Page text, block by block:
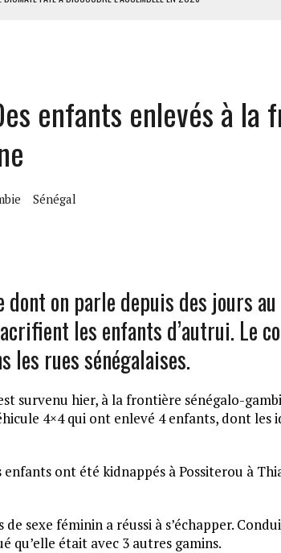
DE SANCTIONS CONTRE LA RUSSIE
D’EMPLOIS AVEC LA GUERRE CONTRE L’IRAN
PAR LES COUPES BUDGÉTAIRES
enfants enlevés à la
Sénégal
dont on parle depuis des jours au
les enfants d’autrui. Le
les rues sénégalaises.
survenu hier, à la frontière sénégalo-
4×4 qui ont enlevé 4 enfants, dont les
enfants ont été kidnappés à Possiterou à
sexe féminin a réussi à s’échapper.
qu’elle était avec 3 autres gamins.